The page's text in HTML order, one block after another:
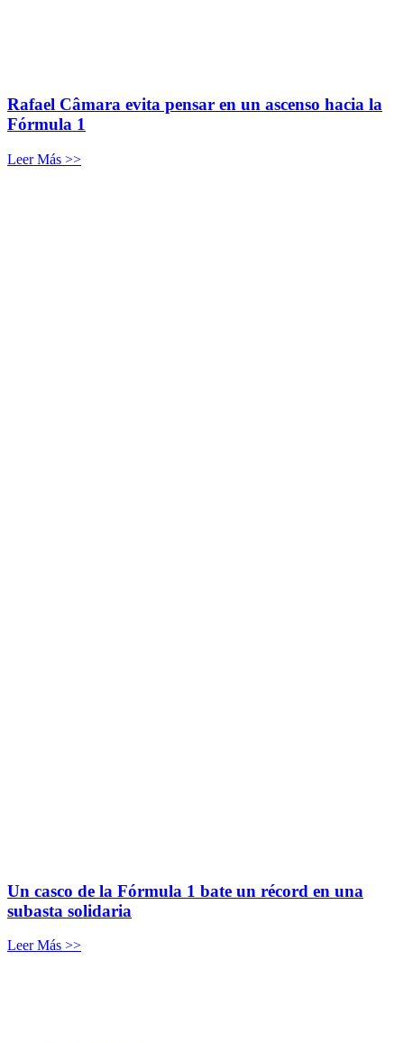
Rafael Câmara evita pensar en un ascenso hacia la
Fórmula 1
Leer Más >>
Un casco de la Fórmula 1 bate un récord en una
subasta solidaria
Leer Más >>